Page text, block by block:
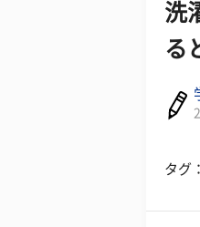
洗
る
タグ：